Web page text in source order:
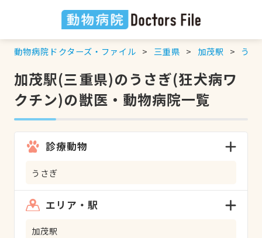
動物病院ドクターズ・ファイル 三重県 加茂駅 うさ
加茂駅(三重県)のうさぎ(狂犬病ワ
クチン)の獣医・動物病院一覧
診療動物
うさぎ
エリア・駅
加茂駅